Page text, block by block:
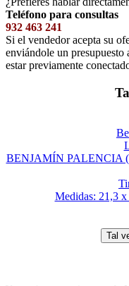
Teléfono para consultas
932 463 241
Si el vendedor acepta su
enviándole un presupuesto
estar previamente
BENJAMÍN PALENCIA
Medidas: 21,3